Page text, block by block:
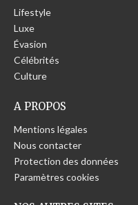
Lifestyle
Luxe
Évasion
Célébrités
Culture
A PROPOS
Mentions légales
Nous contacter
Protection des données
Paramètres cookies